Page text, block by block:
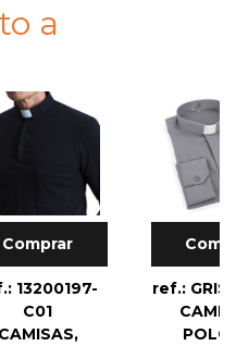
a
Comprar
13200197-
C01
CAMISAS,
ref.: